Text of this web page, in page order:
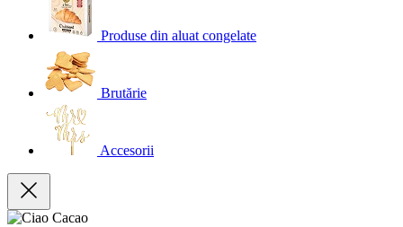
Produse din aluat congelate
Brutărie
Accesorii